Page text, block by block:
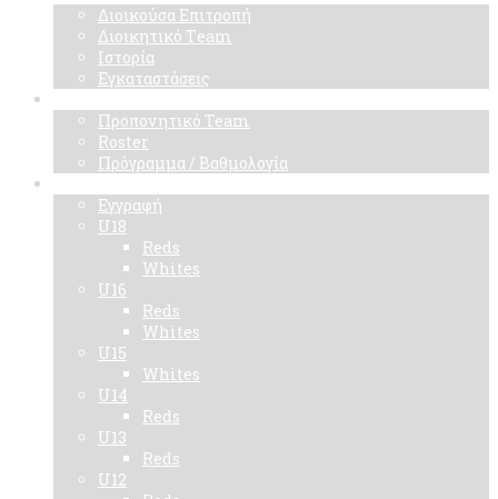
Διοικούσα Επιτροπή
Διοικητικό Τeam
Ιστορία
Εγκαταστάσεις
Προπονητικό Team
Roster
Πρόγραμμα / Βαθμολογία
Εγγραφή
U18
Reds
Whites
U16
Reds
Whites
U15
Whites
U14
Reds
U13
Reds
U12